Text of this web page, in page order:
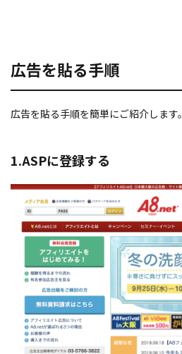
広告を貼る手順
広告を貼る手順を簡単にご紹介します。
1.ASPに登録する